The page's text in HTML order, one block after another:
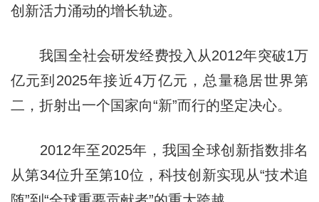
创新活力涌动的增长轨迹。
我国全社会研发经费投入从2012年突破1万
亿元到2025年接近4万亿元，总量稳居世界第
二，折射出一个国家向“新”而行的坚定决心。
2012年至2025年，我国全球创新指数排名
从第34位升至第10位，科技创新实现从“技术追